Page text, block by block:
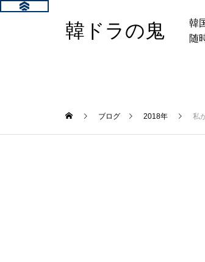
韓ドラの鬼
韓
随
ブログ 2018年 私